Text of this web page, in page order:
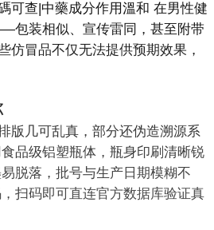
可查|中藥成分作用溫和 在男性健
包装相似、宣传雷同，甚至附带
仿冒品不仅无法提供预期效果，
版几可乱真，部分还伪造溯源系
品级铝塑瓶体，瓶身印刷清晰锐
脱落，批号与生产日期模糊不
扫码即可直连官方数据库验证真